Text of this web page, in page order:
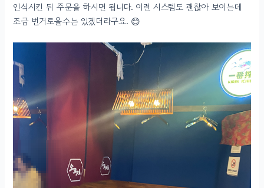
인식시킨 뒤 주문을 하시면 됩니다. 이런 시스템도 괜찮아 보이는데
조금 번거로울수는 있겠더라구요. 😊